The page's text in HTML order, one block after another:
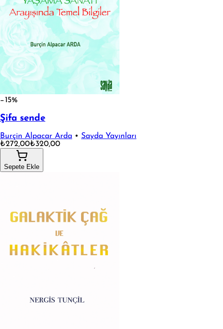
−15%
Şifa sende
Burçin Alpacar Arda • Sayda Yayınları
₺272,00₺320,00
Sepete Ekle